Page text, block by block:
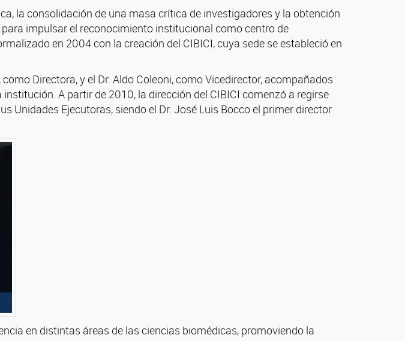
la consolidación de una masa crítica de investigadores y la obtención
impulsar el reconocimiento institucional como centro de
en 2004 con la creación del CIBICI, cuya sede se estableció en
Directora, y el Dr. Aldo Coleoni, como Vicedirector, acompañados
A partir de 2010, la dirección del CIBICI comenzó a regirse
Unidades Ejecutoras, siendo el Dr. José Luis Bocco el primer director
en distintas áreas de las ciencias biomédicas, promoviendo la